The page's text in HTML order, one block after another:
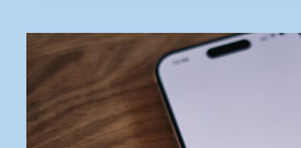
PASSE
:
POURQUOI
ADOPTER
UN